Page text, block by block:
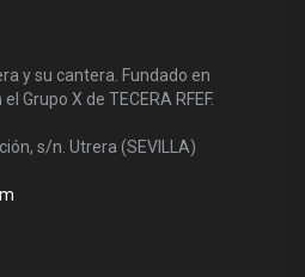
y su cantera. Fundado en
Grupo X de TECERA RFEF.
s/n. Utrera (SEVILLA)